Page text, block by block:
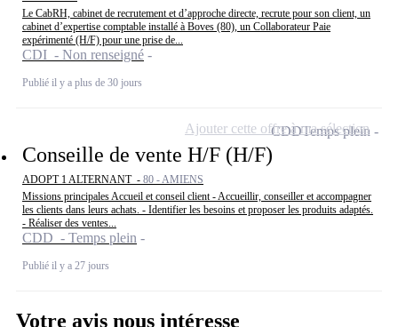
Le CabRH, cabinet de recrutement et d’approche directe, recrute pour son client, un
cabinet d’expertise comptable installé à Boves (80), un Collaborateur Paie
expérimenté (H/F) pour une prise de...
CDI - Non renseigné
Publié il y a plus de 30 jours
Conseille de vente H/F (H/F)
ADOPT 1 ALTERNANT - 80 - AMIENS
Missions principales Accueil et conseil client - Accueillir, conseiller et accompagner
les clients dans leurs achats. - Identifier les besoins et proposer les produits adaptés.
- Réaliser des ventes...
CDD - Temps plein
Publié il y a 27 jours
CDDTemps plein
Ajouter cette offre à ma sélection
Votre avis nous intéresse